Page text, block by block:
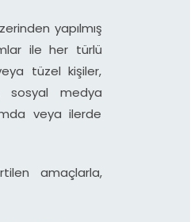
yapılmış
ile her türlü
tüzel kişiler,
sosyal medya
veya ilerde
amaçlarla,